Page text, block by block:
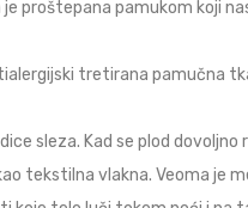
proštepana pamukom koji
tretirana pamučna
sleza. Kad se plod
tekstilna vlakna. Veoma je